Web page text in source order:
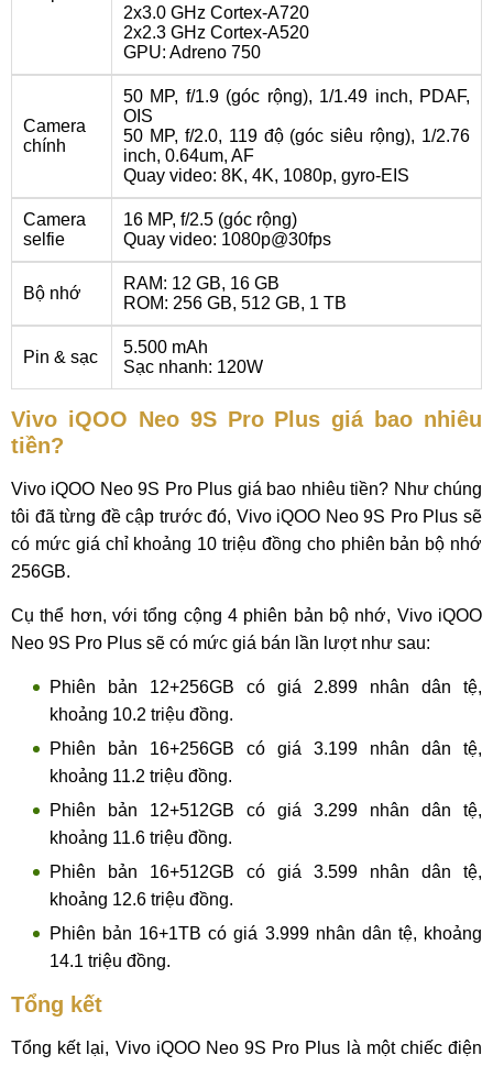
2x3.0 GHz Cortex-A720
2x2.3 GHz Cortex-A520
GPU: Adreno 750
Camera
chính
50 MP, f/1.9 (góc rộng), 1/1.49 inch, PDAF,
OIS
50 MP, f/2.0, 119 độ (góc siêu rộng), 1/2.76
inch, 0.64um, AF
Quay video: 8K, 4K, 1080p, gyro-EIS
Camera
selfie
16 MP, f/2.5 (góc rộng)
Quay video: 1080p@30fps
Bộ nhớ
RAM: 12 GB, 16 GB
ROM: 256 GB, 512 GB, 1 TB
Pin & sạc
5.500 mAh
Sạc nhanh: 120W
Vivo iQOO Neo 9S Pro Plus giá bao nhiêu
tiền?
Vivo iQOO Neo 9S Pro Plus giá bao nhiêu tiền? Như chúng
tôi đã từng đề cập trước đó, Vivo iQOO Neo 9S Pro Plus sẽ
có mức giá chỉ khoảng 10 triệu đồng cho phiên bản bộ nhớ
256GB.
Cụ thể hơn, với tổng cộng 4 phiên bản bộ nhớ, Vivo iQOO
Neo 9S Pro Plus sẽ có mức giá bán lần lượt như sau:
Phiên bản 12+256GB có giá 2.899 nhân dân tệ,
khoảng 10.2 triệu đồng.
Phiên bản 16+256GB có giá 3.199 nhân dân tệ,
khoảng 11.2 triệu đồng.
Phiên bản 12+512GB có giá 3.299 nhân dân tệ,
khoảng 11.6 triệu đồng.
Phiên bản 16+512GB có giá 3.599 nhân dân tệ,
khoảng 12.6 triệu đồng.
Phiên bản 16+1TB có giá 3.999 nhân dân tệ, khoảng
14.1 triệu đồng.
Tổng kết
Tổng kết lại, Vivo iQOO Neo 9S Pro Plus là một chiếc điện